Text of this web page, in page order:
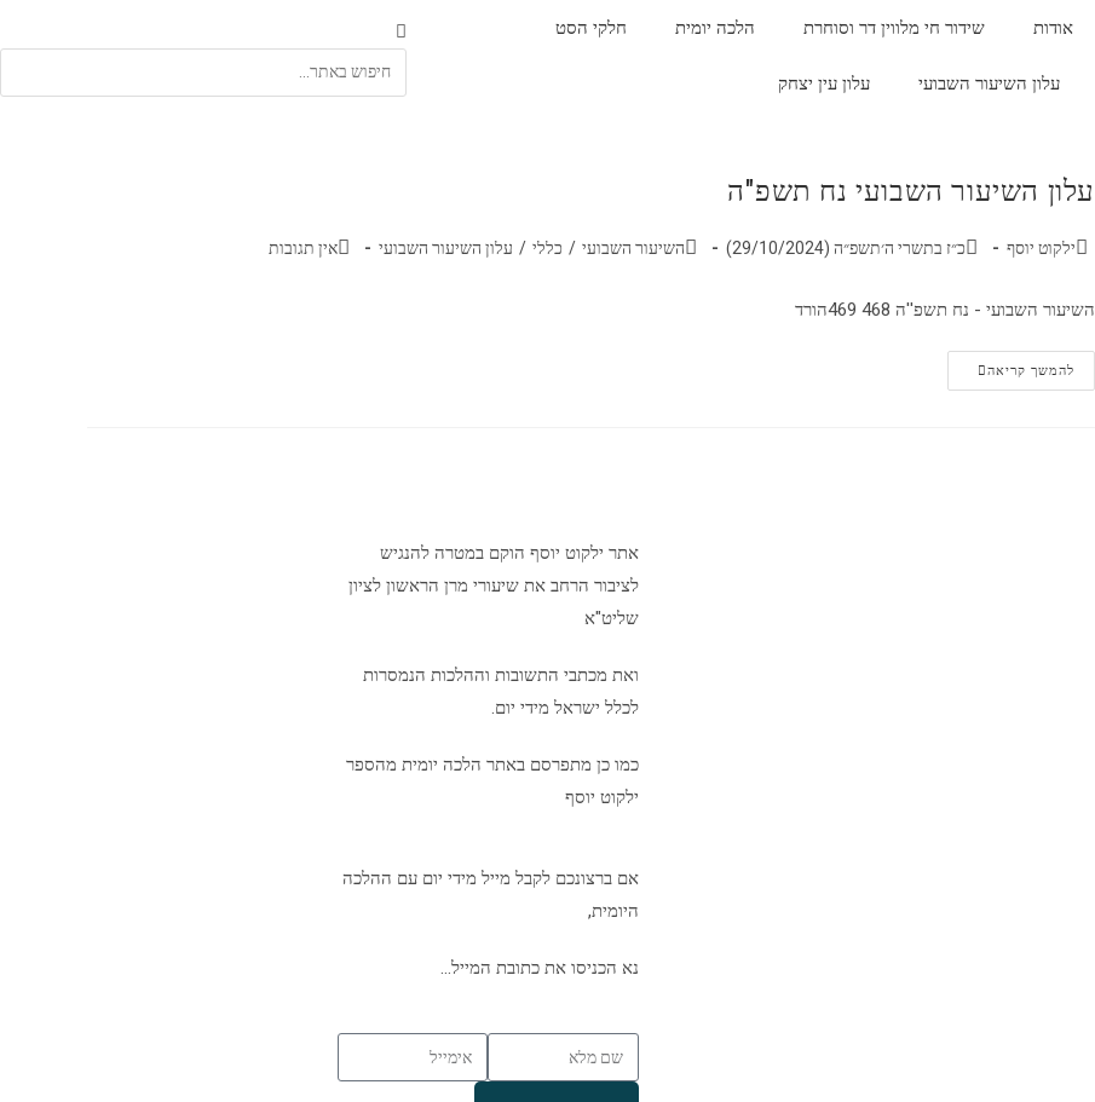
אודות שידור חי מלווין דר וסוחרת הלכה יומית חלקי הסט
עלון השיעור השבועי עלון עין יצחק
עלון השיעור השבועי נח תשפ"ה
ילקוט יוסף כ״ז בתשרי ה׳תשפ״ה (29/10/2024) השיעור השבועי / כללי / עלון השיעור השבועי אין תגובות
השיעור השבועי - נח תשפ''ה 468 469הורד
להמשך קריאה
אתר ילקוט יוסף הוקם במטרה להנגיש
לציבור הרחב את שיעורי מרן הראשון לציון
שליט"א
ואת מכתבי התשובות וההלכות הנמסרות
לכלל ישראל מידי יום.
כמו כן מתפרסם באתר הלכה יומית מהספר
ילקוט יוסף
אם ברצונכם לקבל מייל מידי יום עם ההלכה
היומית,
נא הכניסו את כתובת המייל…